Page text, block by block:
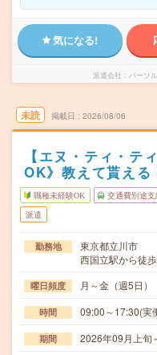
気になる!
派遣会社 パーソ
未読 掲載日 2026/08/06
【エヌ・ティ・テ
OK》教えて貰え
職種未経験OK 交通費別途支
派遣
勤務地
東京都立川市
西国立駅から徒
曜日頻度 月～金（週5日
時間 09:00～17:30(
期間 2026年09月上旬